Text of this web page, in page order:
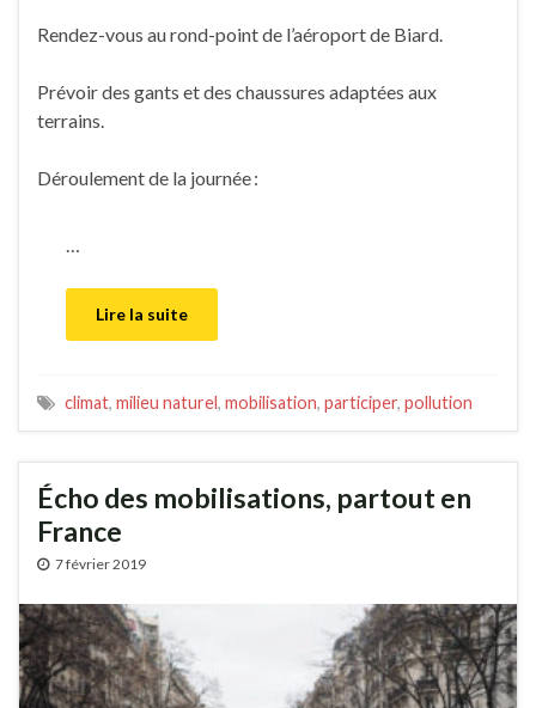
Rendez-vous au rond-point de l’aéroport de Biard.
Prévoir des gants et des chaussures adaptées aux
terrains.
Déroulement de la journée :
…
Lire la suite
climat, milieu naturel, mobilisation, participer, pollution
Écho des mobilisations, partout en
France
7 février 2019